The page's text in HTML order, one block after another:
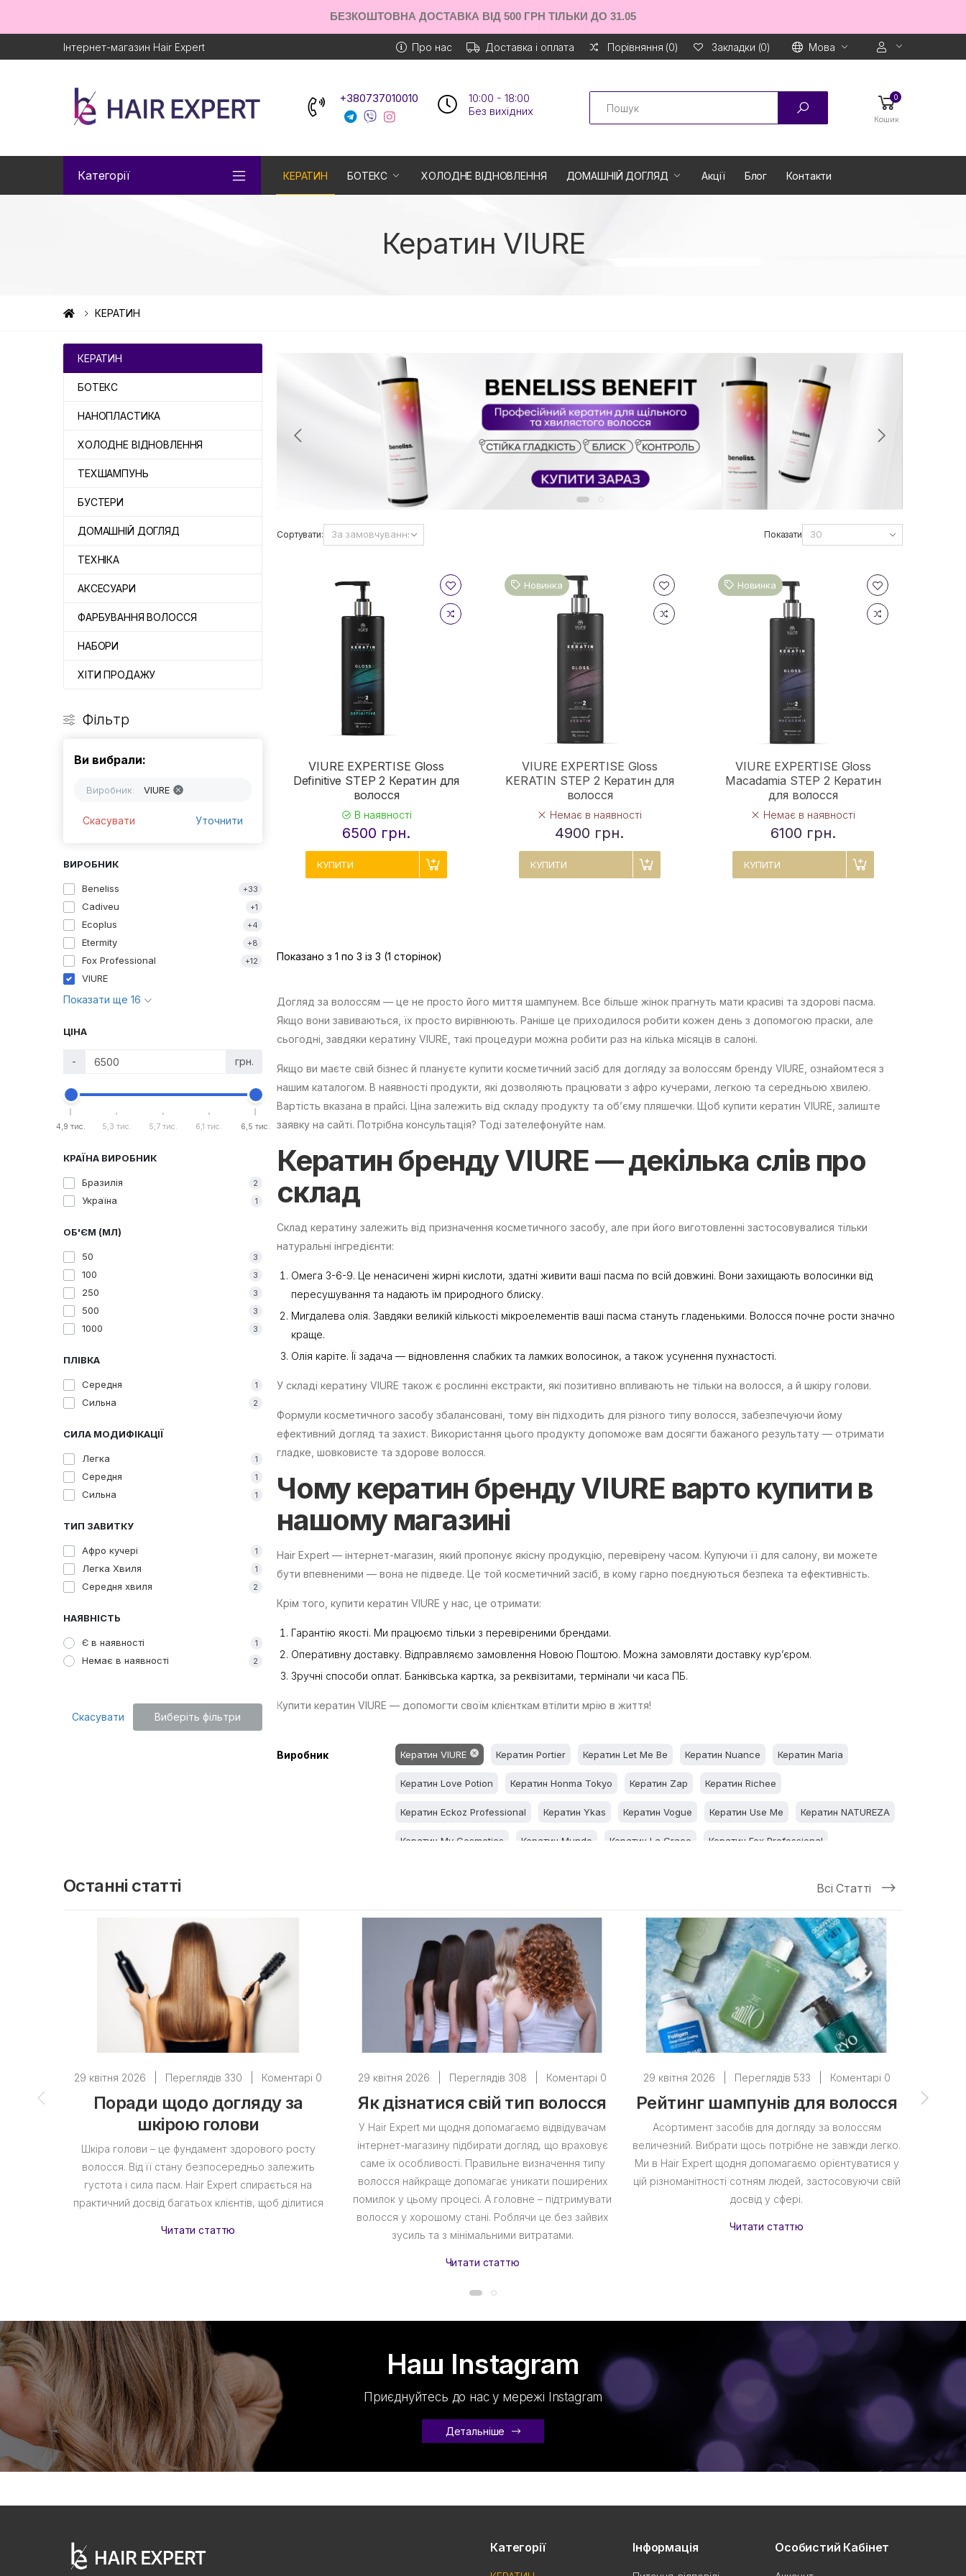
БЕЗКОШТОВНА ДОСТАВКА ВІД 500 ГРН ТІЛЬКИ ДО 31.05
Інтернет-магазин Hair Expert Про нас Доставка і оплата Порівняння (0) Закладки (0) Мова
+380737010010
10:00 - 18:00
Без вихiдних
Search 0
Кошик
Категорії КЕРАТИН БОТЕКС ХОЛОДНЕ ВІДНОВЛЕННЯ ДОМАШНІЙ ДОГЛЯД Акції Блог Контакти
Кератин VIURE
КЕРАТИН
КЕРАТИН
БОТЕКС
НАНОПЛАСТИКА
ХОЛОДНЕ ВІДНОВЛЕННЯ
ТЕХШАМПУНЬ
БУСТЕРИ
ДОМАШНІЙ ДОГЛЯД
ТЕХНІКА
АКСЕСУАРИ
ФАРБУВАННЯ ВОЛОССЯ
НАБОРИ
ХІТИ ПРОДАЖУ
Фільтр
Ви вибрали:
Виробник: VIURE
Скасувати Уточнити
ВИРОБНИК
Beneliss +33
Cadiveu +1
Ecoplus +4
Etermity +8
Fox Professional +12
VIURE
Показати ще 16
ЦІНА
- грн.
4,9 тис. 5,3 тис. 5,7 тис. 6,1 тис. 6,5 тис.
КРАЇНА ВИРОБНИК
Бразилія 2
Україна 1
ОБ'ЄМ (МЛ)
50 3
100 3
250 3
500 3
1000 3
ПЛІВКА
Середня 1
Сильна 2
СИЛА МОДИФІКАЦІЇ
Легка 1
Середня 1
Сильна 1
ТИП ЗАВИТКУ
Афро кучері 1
Легка Хвиля 1
Середня хвиля 2
НАЯВНІСТЬ
Є в наявності 1
Немає в наявності 2
Скасувати Виберіть фільтри
Сортувати: Показати
VIURE EXPERTISE Gloss
Definitive STEP 2 Кератин для
волосся
В наявності
6500 грн.
КУПИТИ
Новинка
VIURE EXPERTISE Gloss
KERATIN STEP 2 Кератин для
волосся
Немає в наявності
4900 грн.
КУПИТИ
Новинка
VIURE EXPERTISE Gloss
Macadamia STEP 2 Кератин
для волосся
Немає в наявності
6100 грн.
КУПИТИ
Показано з 1 по 3 із 3 (1 сторінок)
Догляд за волоссям — це не просто його миття шампунем. Все більше жінок прагнуть мати красиві та здорові пасма.
Якщо вони завиваються, їх просто вирівнюють. Раніше це приходилося робити кожен день з допомогою праски, але
сьогодні, завдяки кератину VIURE, такі процедури можна робити раз на кілька місяців в салоні.
Якщо ви маєте свій бізнес й плануєте купити косметичний засіб для догляду за волоссям бренду VIURE, ознайомтеся з
нашим каталогом. В наявності продукти, які дозволяють працювати з афро кучерами, легкою та середньою хвилею.
Вартість вказана в прайсі. Ціна залежить від складу продукту та об’єму пляшечки. Щоб купити кератин VIURE, залиште
заявку на сайті. Потрібна консультація? Тоді зателефонуйте нам.
Кератин бренду VIURE— декілька слів про
склад
Склад кератину залежить від призначення косметичного засобу, але при його виготовленні застосовувалися тільки
натуральні інгредієнти:
Омега 3-6-9. Це ненасичені жирні кислоти, здатні живити ваші пасма по всій довжині. Вони захищають волосинки від
пересушування та надають їм природного блиску.
Мигдалева олія. Завдяки великій кількості мікроелементів ваші пасма стануть гладенькими. Волосся почне рости значно
краще.
Олія каріте. Її задача — відновлення слабких та ламких волосинок, а також усунення пухнастості.
У складі кератину VIURE також є рослинні екстракти, які позитивно впливають не тільки на волосся, а й шкіру голови.
Формули косметичного засобу збалансовані, тому він підходить для різного типу волосся, забезпечуючи йому
ефективний догляд та захист. Використання цього продукту допоможе вам досягти бажаного результату — отримати
гладке, шовковисте та здорове волосся.
Чомукератин бренду VIURE варто купити в
нашому магазині
Hair Expert — інтернет-магазин, який пропонує якісну продукцію, перевірену часом. Купуючи її для салону, ви можете
бути впевненими — вона не підведе. Це той косметичний засіб, в кому гарно поєднуються безпека та ефективність.
Крім того, купити кератин VIURE у нас, це отримати:
Гарантію якості. Ми працюємо тільки з перевіреними брендами.
Оперативну доставку. Відправляємо замовлення Новою Поштою. Можна замовляти доставку кур’єром.
Зручні способи оплат. Банківська картка, за реквізитами, термінали чи каса ПБ.
Купити кератин VIURE — допомогти своїм клієнткам втілити мрію в життя!
Виробник Кератин VIURE Кератин Portier Кератин Let Me Be Кератин Nuance Кератин Maria
Кератин Love Potion Кератин Honma Tokyo Кератин Zap Кератин Richee
Кератин Eckoz Professional Кератин Ykas Кератин Vogue Кератин Use Me Кератин NATUREZA
Кератин My Cosmetics Кератин Mundo Кератин La Grace Кератин Fox Professional
Останні статті Всі Статті
29 квітня 2026 Переглядів 330 Коментарі 0
Поради щодо догляду за
шкірою голови
Шкіра голови – це фундамент здорового росту
волосся. Від її стану безпосередньо залежить
густота і сила пасм. Hair Expert спирається на
практичний досвід багатьох клієнтів, щоб ділитися
Читати статтю
29 квітня 2026 Переглядів 308 Коментарі 0
Як дізнатися свій тип волосся
У Hair Expert ми щодня допомагаємо відвідувачам
інтернет-магазину підбирати догляд, що враховує
саме їх особливості. Правильне визначення типу
волосся найкраще допомагає уникати поширених
помилок у цьому процесі. А головне – підтримувати
волосся у хорошому стані. Роблячи це без зайвих
зусиль та з мінімальними витратами.
Читати статтю
29 квітня 2026 Переглядів 533 Коментарі 0
Рейтинг шампунів для волосся
Асортимент засобів для догляду за волоссям
величезний. Вибрати щось потрібне не завжди легко.
Ми в Hair Expert щодня допомагаємо орієнтуватися у
цій різноманітності сотням людей, застосовуючи свій
досвід у сфері.
Читати статтю
ТОП
Наш Instagram
Приєднуйтесь до нас у мережі Instagram
Детальніше
Категорії Інформація Особистий Кабінет